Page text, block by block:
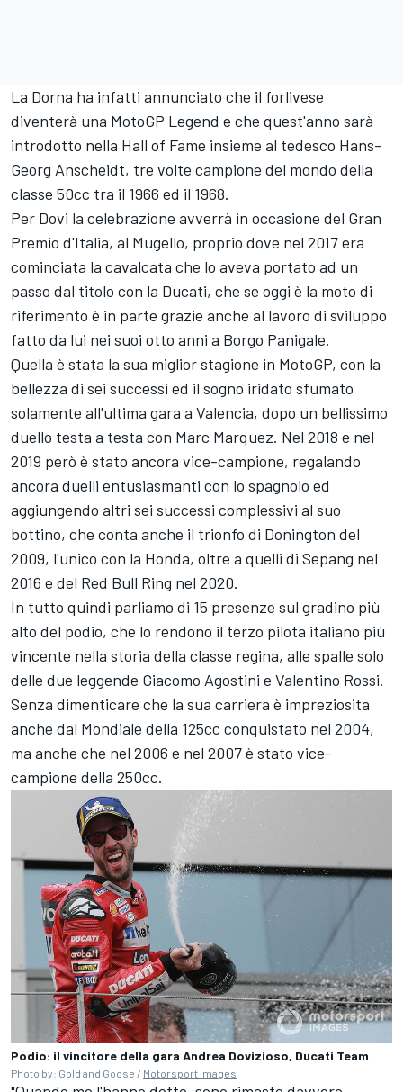
La Dorna ha infatti annunciato che il forlivese
diventerà una MotoGP Legend e che quest'anno sarà
introdotto nella Hall of Fame insieme al tedesco Hans-
Georg Anscheidt, tre volte campione del mondo della
classe 50cc tra il 1966 ed il 1968.
Per Dovi la celebrazione avverrà in occasione del Gran
Premio d'Italia, al Mugello, proprio dove nel 2017 era
cominciata la cavalcata che lo aveva portato ad un
passo dal titolo con la Ducati, che se oggi è la moto di
riferimento è in parte grazie anche al lavoro di sviluppo
fatto da lui nei suoi otto anni a Borgo Panigale.
Quella è stata la sua miglior stagione in MotoGP, con la
bellezza di sei successi ed il sogno iridato sfumato
solamente all'ultima gara a Valencia, dopo un bellissimo
duello testa a testa con Marc Marquez. Nel 2018 e nel
2019 però è stato ancora vice-campione, regalando
ancora duelli entusiasmanti con lo spagnolo ed
aggiungendo altri sei successi complessivi al suo
bottino, che conta anche il trionfo di Donington del
2009, l'unico con la Honda, oltre a quelli di Sepang nel
2016 e del Red Bull Ring nel 2020.
In tutto quindi parliamo di 15 presenze sul gradino più
alto del podio, che lo rendono il terzo pilota italiano più
vincente nella storia della classe regina, alle spalle solo
delle due leggende Giacomo Agostini e Valentino Rossi.
Senza dimenticare che la sua carriera è impreziosita
anche dal Mondiale della 125cc conquistato nel 2004,
ma anche che nel 2006 e nel 2007 è stato vice-
campione della 250cc.
Podio: il vincitore della gara Andrea Dovizioso, Ducati Team
Photo by: Gold and Goose / Motorsport Images